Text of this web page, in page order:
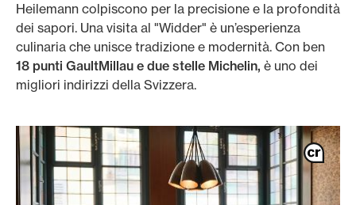
Heilemann colpiscono per la precisione e la profondità
dei sapori. Una visita al "Widder" è un’esperienza
culinaria che unisce tradizione e modernità. Con ben
18 punti GaultMillau e due stelle Michelin, è uno dei
migliori indirizzi della Svizzera.